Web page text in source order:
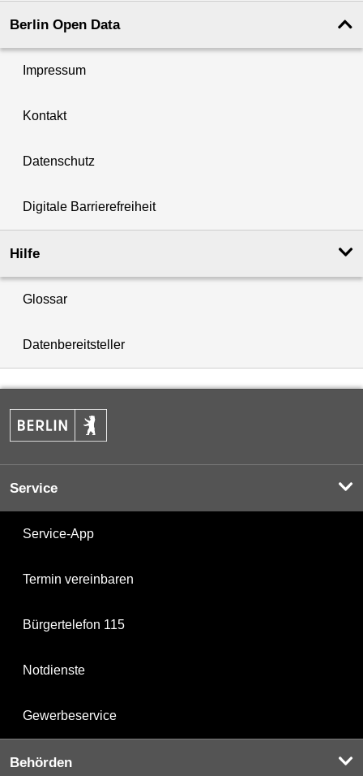
Berlin Open Data
Impressum
Kontakt
Datenschutz
Digitale Barrierefreiheit
Hilfe
Glossar
Datenbereitsteller
Service
Service-App
Termin vereinbaren
Bürgertelefon 115
Notdienste
Gewerbeservice
Behörden